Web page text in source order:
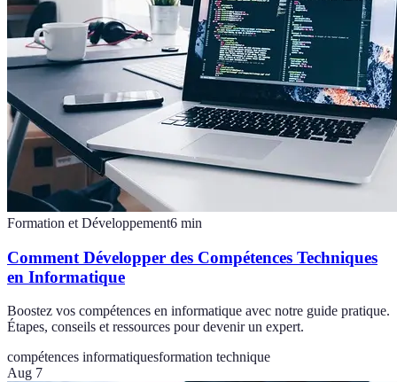
Formation et Développement6 min
Comment Développer des Compétences Techniques
en Informatique
Boostez vos compétences en informatique avec notre guide pratique.
Étapes, conseils et ressources pour devenir un expert.
compétences informatiquesformation technique
Aug 7